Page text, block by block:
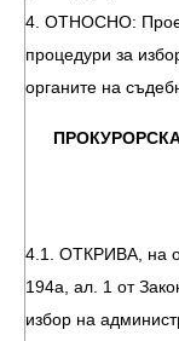
4. ОТНОСНО:
процедури за
органите на
4.1. ОТКРИВА, на
194а, ал. 1 от
избор на